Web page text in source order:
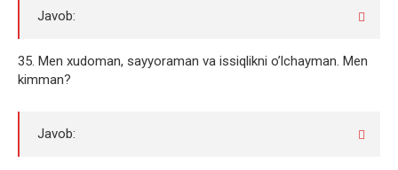
Javob:
35. Men xudoman, sayyoraman va issiqlikni o’lchayman. Men
kimman?
Javob: